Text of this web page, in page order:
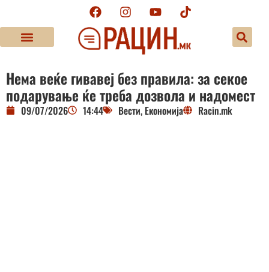
Нема веќе гивавеј без правила: за секое
подарување ќе треба дозвола и надомест
09/07/2026 14:44 Вести, Економија Racin.mk